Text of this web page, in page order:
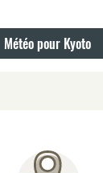
Météo pour Kyoto